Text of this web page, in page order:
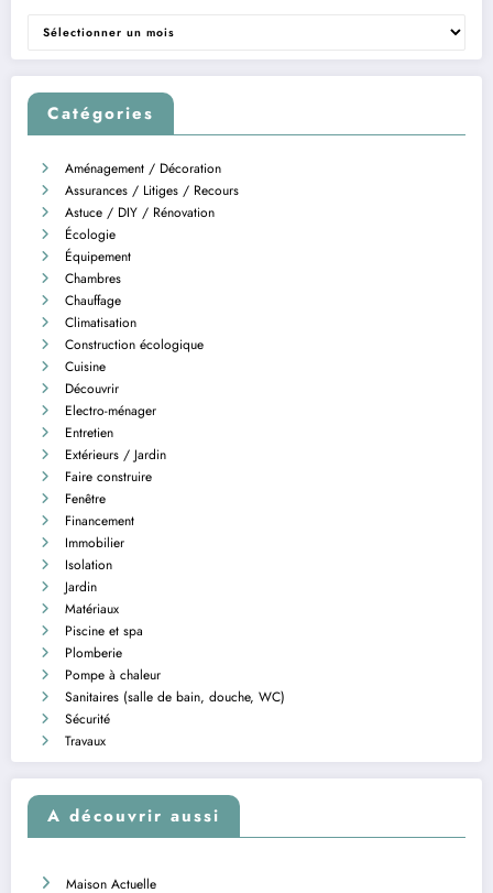
Archives
Catégories
Aménagement / Décoration
Assurances / Litiges / Recours
Astuce / DIY / Rénovation
Écologie
Équipement
Chambres
Chauffage
Climatisation
Construction écologique
Cuisine
Découvrir
Electro-ménager
Entretien
Extérieurs / Jardin
Faire construire
Fenêtre
Financement
Immobilier
Isolation
Jardin
Matériaux
Piscine et spa
Plomberie
Pompe à chaleur
Sanitaires (salle de bain, douche, WC)
Sécurité
Travaux
A découvrir aussi
Maison Actuelle